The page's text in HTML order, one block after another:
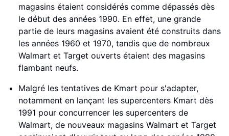
magasins étaient considérés comme dépassés dès
le début des années 1990. En effet, une grande
partie de leurs magasins avaient été construits dans
les années 1960 et 1970, tandis que de nombreux
Walmart et Target ouverts étaient des magasins
flambant neufs.
Malgré les tentatives de Kmart pour s'adapter,
notamment en lançant les supercenters Kmart dès
1991 pour concurrencer les supercenters de
Walmart, de nouveaux magasins Walmart et Target